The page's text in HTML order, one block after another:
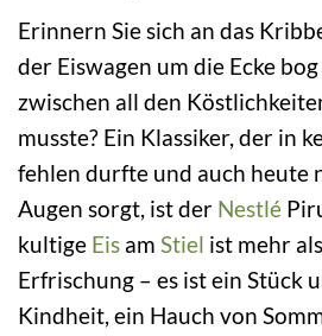
Erinnern Sie sich an das
der Eiswagen um die Ecke
zwischen all den
musste? Ein Klassiker, der in
fehlen durfte und auch heute
Augen sorgt, ist der Nestlé
kultige Eis am Stiel ist mehr
Erfrischung – es ist ein Stück
Kindheit, ein Hauch von